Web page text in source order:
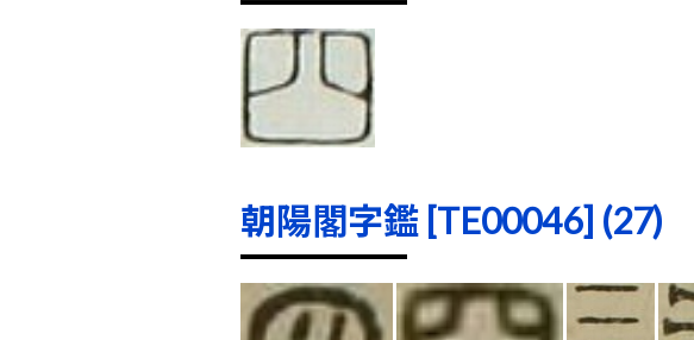
朝陽閣字鑑 [TE00046] (27)